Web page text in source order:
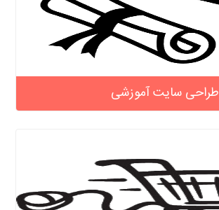
طراحی سایت آموزشی